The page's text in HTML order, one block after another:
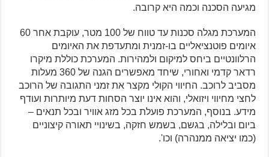
מגיעה הסכנה וכמה היא קרובה.
המערכת מגלה סכנות עד טווח של 100 מטר, עוקבת אחר 60
איומים פוטנציאליים בו-זמנית ומתעדפת את האיומים
הרלוונטיים ביחס למיקום ולמהירות. המערכת כוללת מיקרו
רדאר קדמי ואחורי, שיחד מאפשרים הגנה של 360 מעלות
מסביב לרוכב. החיווי הקולי מקצר את זמני התגובה של הרוכב
לחצי מחיווי ויזואלי, והוא אינו יוצר הסחות דעת מיותרות ועודף
מידע. בנוסף, המערכת פועלת בכל מזג אוויר ובכל תנאים –
ביום ובלילה, בגשם, בשמש חזקה, בשינויי תאורה קיצוניים
(כמו יציאה ממנהרה) וכו'.